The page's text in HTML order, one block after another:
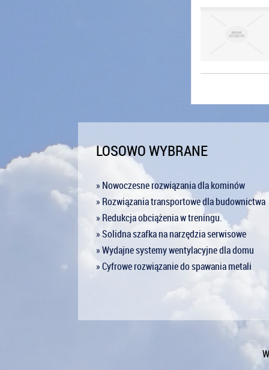
LOSOWO WYBRANE
» Nowoczesne rozwiązania dla kominów
» Rozwiązania transportowe dla budownictwa
» Redukcja obciążenia w treningu.
» Solidna szafka na narzędzia serwisowe
» Wydajne systemy wentylacyjne dla domu
» Cyfrowe rozwiązanie do spawania metali